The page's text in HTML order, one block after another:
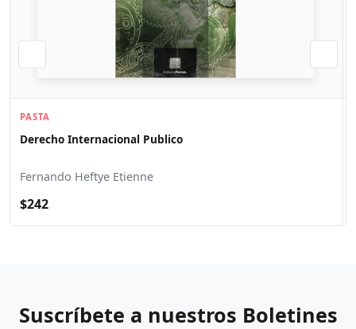
PASTA
Derecho Internacional Publico
Fernando Heftye Etienne
$242
Suscríbete a nuestros Boletines